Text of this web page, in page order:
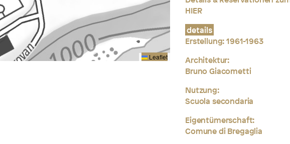
HIER
details
Erstellung:1961-1963
Architektur:
Bruno Giacometti
Nutzung:
Scuola secondaria
Eigentümerschaft:
Comune di Bregaglia
Leaflet